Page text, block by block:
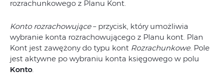
rozrachunkowego z Planu Kont.
Konto rozrachowujące– przycisk, który umożliwia
wybranie konta rozrachowującego z Planu kont. Plan
Kont jest zawężony do typu kont Rozrachunkowe. Pole
jest aktywne po wybraniu konta księgowego w polu
Konto.